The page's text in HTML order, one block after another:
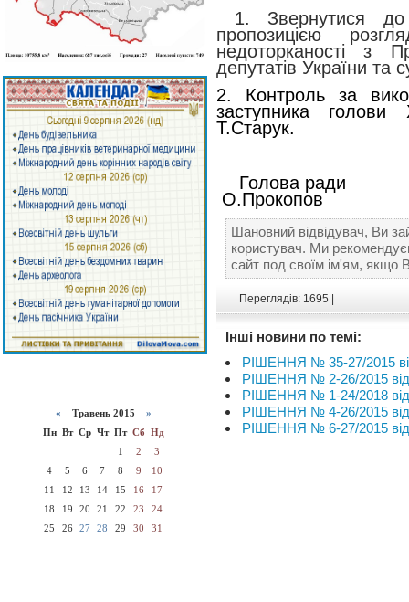
« Травень 2015 »
Пн Вт Ср Чт Пт Сб Нд
1
2
3
4
5 6 7 8 9
10
11
12 13 14 15 16
17
18
19 20 21 22 23
24
25
26 27 28 29 30 31
1. Звернутися
пропозицією
недоторканості з
депутатів України та
2. Контроль за
заступника голови
Т.Старук.
О.Прокопов
Шановний відвідувач, Ви
користувач. Ми
сайт под своїм ім'ям, якщо
Переглядів: 1695 |
Інші новини по темі:
РІШЕННЯ № 35-27/2015
РІШЕННЯ № 2-26/2015 від
РІШЕННЯ № 1-24/2018 від
РІШЕННЯ № 4-26/2015 від
РІШЕННЯ № 6-27/2015 від